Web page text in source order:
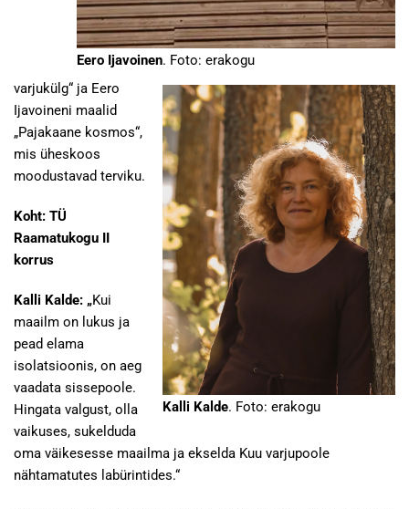
Eero Ijavoinen. Foto: erakogu
Kalli Kalde. Foto: erakogu
varjukülg“ ja Eero
Ijavoineni maalid
„Pajakaane kosmos“,
mis üheskoos
moodustavad terviku.
Koht: TÜ
Raamatukogu II
korrus
Kalli Kalde: „Kui
maailm on lukus ja
pead elama
isolatsioonis, on aeg
vaadata sissepoole.
Hingata valgust, olla
vaikuses, sukelduda
oma väikesesse maailma ja ekselda Kuu varjupoole
nähtamatutes labürintides.“